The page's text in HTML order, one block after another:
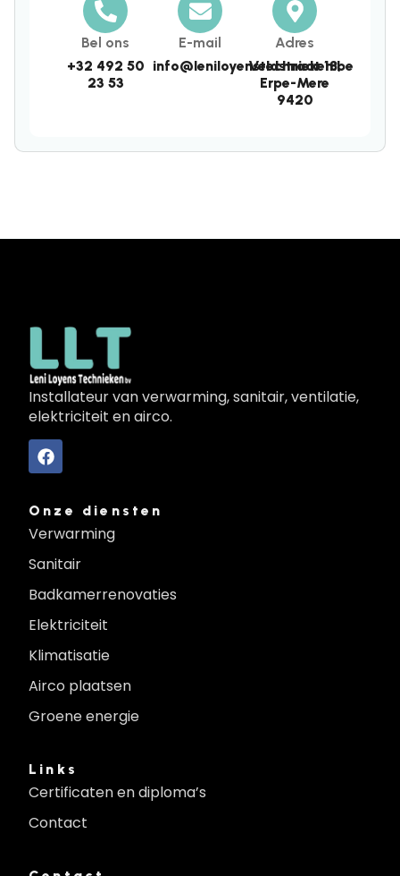
Bel ons
+32 492 50
23 53
E-mail
info@leniloyenstechnieken.be
Adres
Veldstraat 18,
Erpe-Mere
9420
Installateur van verwarming, sanitair, ventilatie,
elektriciteit en airco.
Onze diensten
Verwarming
Sanitair
Badkamerrenovaties
Elektriciteit
Klimatisatie
Airco plaatsen
Groene energie
Links
Certificaten en diploma’s
Contact